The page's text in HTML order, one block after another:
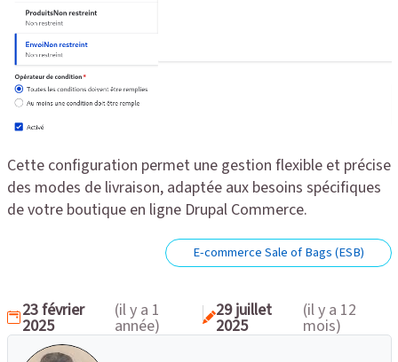
Cette configuration permet une gestion flexible et précise
des modes de livraison, adaptée aux besoins spécifiques
de votre boutique en ligne Drupal Commerce.
E-commerce Sale of Bags (ESB)
23 février
2025
(il y a 1
année)
29 juillet
2025
(il y a 12
mois)